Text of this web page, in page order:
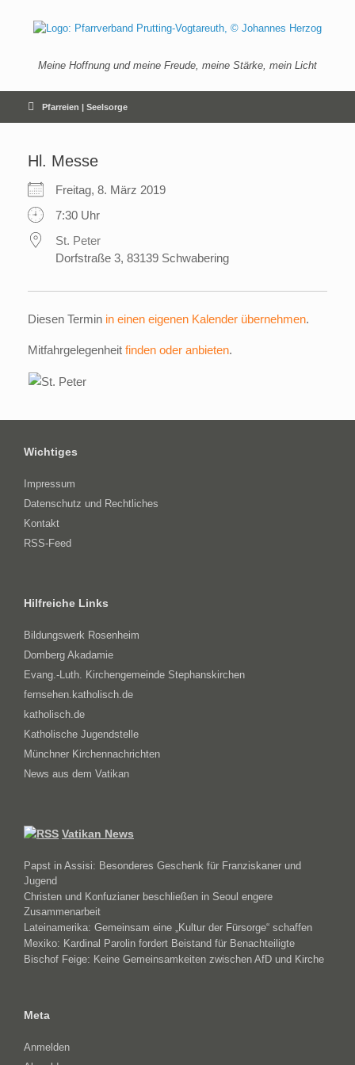
springen
Meine Hoffnung und meine Freude, meine Stärke, mein Licht
Pfarreien | Seelsorge
Hl. Messe
Freitag, 8. März 2019
7:30 Uhr
St. Peter
Dorfstraße 3, 83139 Schwabering
Diesen Termin in einen eigenen Kalender übernehmen.
Mitfahrgelegenheit finden oder anbieten.
Wichtiges
Impressum
Datenschutz und Rechtliches
Kontakt
RSS-Feed
Hilfreiche Links
Bildungswerk Rosenheim
Domberg Akadamie
Evang.-Luth. Kirchengemeinde Stephanskirchen
fernsehen.katholisch.de
katholisch.de
Katholische Jugendstelle
Münchner Kirchennachrichten
News aus dem Vatikan
Vatikan News
Papst in Assisi: Besonderes Geschenk für Franziskaner und
Jugend
Christen und Konfuzianer beschließen in Seoul engere
Zusammenarbeit
Lateinamerika: Gemeinsam eine „Kultur der Fürsorge“ schaffen
Mexiko: Kardinal Parolin fordert Beistand für Benachteiligte
Bischof Feige: Keine Gemeinsamkeiten zwischen AfD und Kirche
Meta
Anmelden